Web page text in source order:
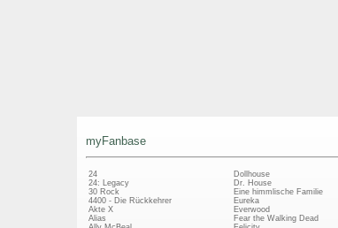
myFanbase
24
24: Legacy
30 Rock
4400 - Die Rückkehrer
Akte X
Alias
Dollhouse
Dr. House
Eine himmlische Familie
Eureka
Everwood
Fear the Walking Dead